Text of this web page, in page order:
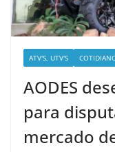
ATV'S, UTV'S
AODES
para
mercado